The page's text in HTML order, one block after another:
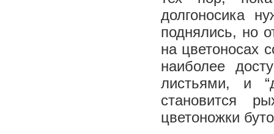
долгоносика
поднялись, но
на цветоносах
наиболее
листьями, и
становится
цветоножки